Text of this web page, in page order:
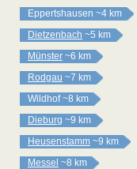
Eppertshausen ~4 km
Dietzenbach ~5 km
Münster ~6 km
Rodgau ~7 km
Wildhof ~8 km
Dieburg ~9 km
Heusenstamm ~9 km
Messel ~8 km